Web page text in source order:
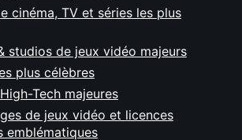
cinéma, TV et séries les plus
studios de jeux vidéo majeurs
plus célèbres
Tech majeures
de jeux vidéo et licences
emblématiques